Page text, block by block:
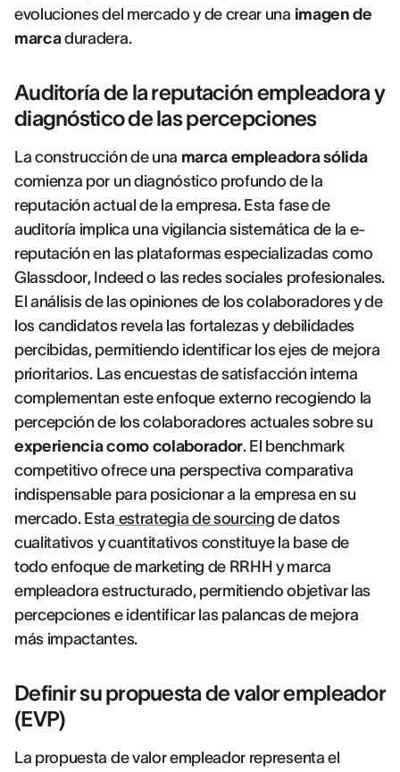
evoluciones del mercado y de crear una imagen de
marcaduradera.
Auditoría de la reputación empleadora y
diagnóstico de las percepciones
La construcción de una marca empleadora sólida
comienza por un diagnóstico profundo de la
reputación actual de la empresa. Esta fase de
auditoría implica una vigilancia sistemática de la e-
reputación en las plataformas especializadas como
Glassdoor, Indeed o las redes sociales profesionales.
El análisis de las opiniones de los colaboradores y de
los candidatos revela las fortalezas y debilidades
percibidas, permitiendo identificar los ejes de mejora
prioritarios. Las encuestas de satisfacción interna
complementan este enfoque externo recogiendo la
percepción de los colaboradores actuales sobre su
experiencia como colaborador. El benchmark
competitivo ofrece una perspectiva comparativa
indispensable para posicionar a la empresa en su
mercado. Esta estrategia de sourcing de datos
cualitativos y cuantitativos constituye la base de
todo enfoque de marketing de RRHH y marca
empleadora estructurado, permitiendo objetivar las
percepciones e identificar las palancas de mejora
más impactantes.
Definir su propuesta de valor empleador
(EVP)
La propuesta de valor empleador representa el